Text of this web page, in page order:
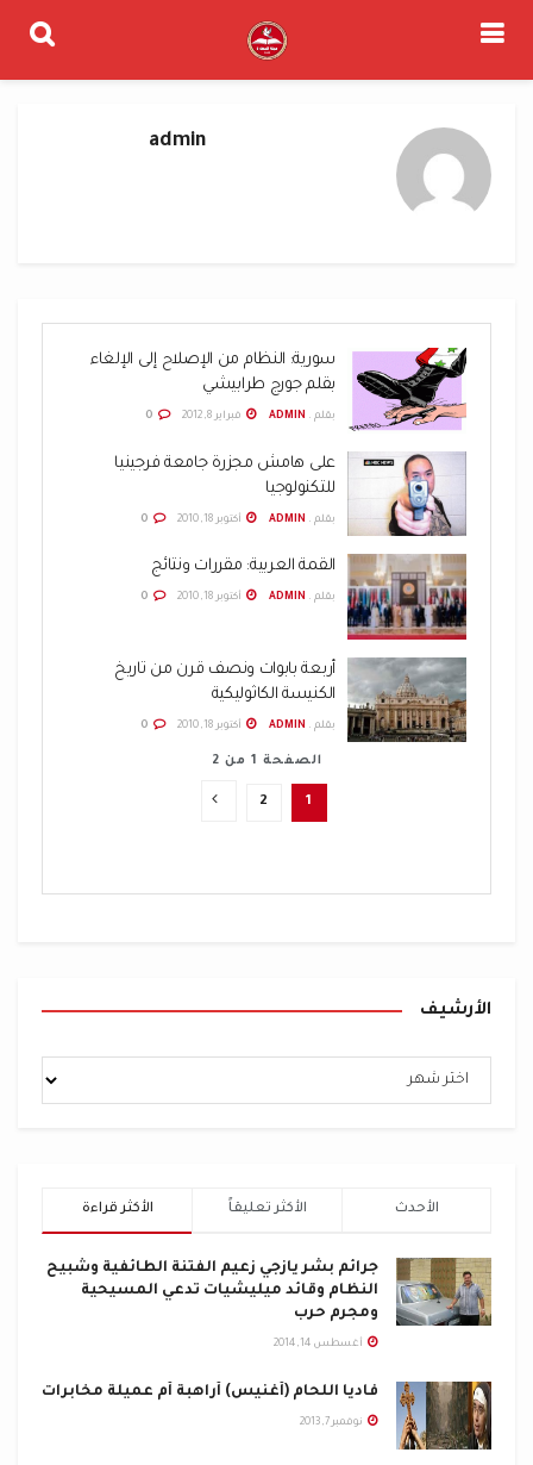
admin
سورية: النظام من الإصلاح إلى الإلغاء
بقلم جورج طرابيشي
بقلم . ADMIN فبراير 8, 2012
على هامش مجزرة جامعة فرجينيا
للتكنولوجيا
بقلم . ADMIN أكتوبر 18, 2010
القمة العربية: مقررات ونتائج
بقلم . ADMIN أكتوبر 18, 2010
أربعة بابوات ونصف قرن من تاريخ
الكنيسة الكاثوليكية
بقلم . ADMIN أكتوبر 18, 2010
الصفحة 1 من 2
1
2
الأرشيف
الأكثر قراءة الأكثر تعليقاً الأحدث
جرائم بشر يازجي زعيم الفتنة الطائفية وشبيح
النظام وقائد ميليشيات تدعي المسيحية
ومجرم حرب
أغسطس 14, 2014
فاديا اللحام (أغنيس) أراهبة أم عميلة مخابرات
نوفمبر 7, 2013